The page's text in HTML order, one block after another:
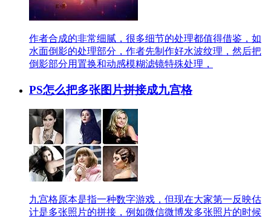
作者合成的非常细腻，很多细节的处理都值得借鉴，如
水面倒影的处理部分，作者先制作好水波纹理，然后把
倒影部分用置换和动感模糊滤镜特殊处理，
PS怎么把多张图片拼接成九宫格
九宫格原本是指一种数字游戏，但现在大家第一反映估
计是多张照片的拼接，例如微信微博发多张照片的时候